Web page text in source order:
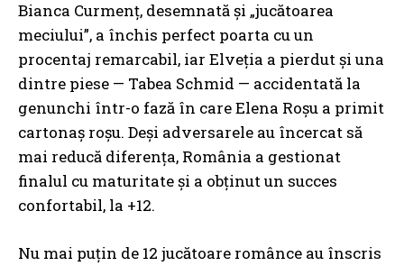
Bianca Curmenț, desemnată și „jucătoarea
meciului”, a închis perfect poarta cu un
procentaj remarcabil, iar Elveția a pierdut și una
dintre piese — Tabea Schmid — accidentată la
genunchi într-o fază în care Elena Roșu a primit
cartonaș roșu. Deși adversarele au încercat să
mai reducă diferența, România a gestionat
finalul cu maturitate și a obținut un succes
confortabil, la +12.
Nu mai puțin de 12 jucătoare românce au înscris